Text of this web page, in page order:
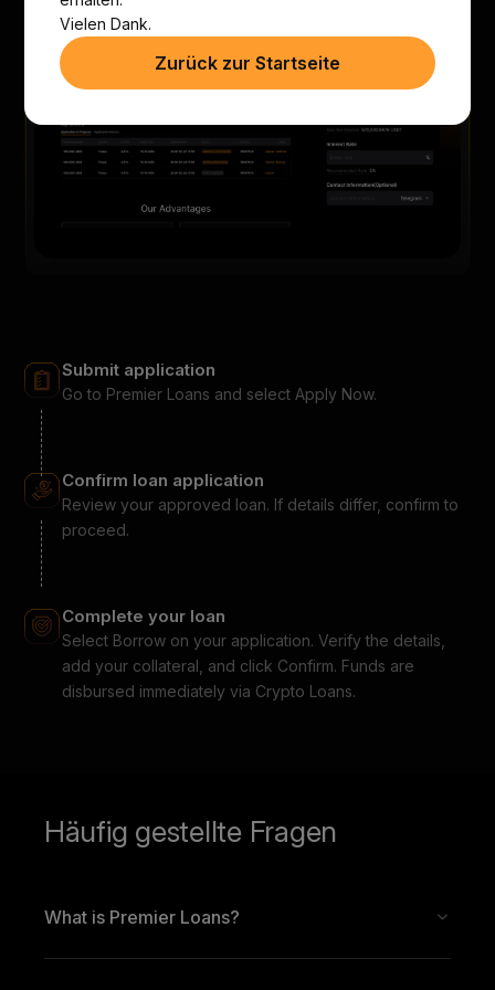
Vielen Dank.
Zurück zur Startseite
Submit application
Go to Premier Loans and select Apply Now.
Confirm loan application
Review your approved loan. If details differ, confirm to
proceed.
Complete your loan
Select Borrow on your application. Verify the details,
add your collateral, and click Confirm. Funds are
disbursed immediately via Crypto Loans.
Häufig gestellte Fragen
What is Premier Loans?